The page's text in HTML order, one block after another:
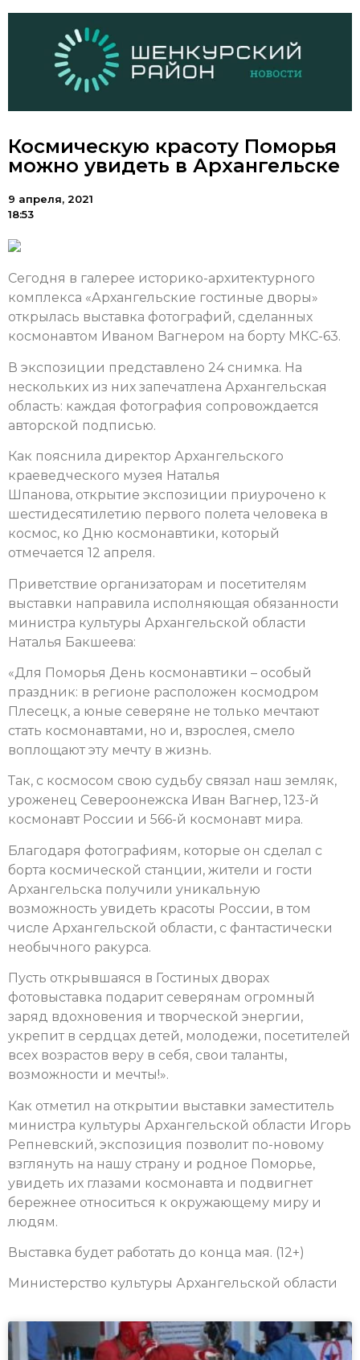
Космическую красоту Поморья
можно увидеть в Архангельске
9 апреля, 2021
18:53
Сегодня в галерее историко-архитектурного
комплекса «Архангельские гостиные дворы»
открылась выставка фотографий, сделанных
космонавтом Иваном Вагнером на борту МКС-63.
В экспозиции представлено 24 снимка. На
нескольких из них запечатлена Архангельская
область: каждая фотография сопровождается
авторской подписью.
Как пояснила директор Архангельского
краеведческого музея Наталья
Шпанова, открытие экспозиции приурочено к
шестидесятилетию первого полета человека в
космос, ко Дню космонавтики, который
отмечается 12 апреля.
Приветствие организаторам и посетителям
выставки направила исполняющая обязанности
министра культуры Архангельской области
Наталья Бакшеева:
«Для Поморья День космонавтики – особый
праздник: в регионе расположен космодром
Плесецк, а юные северяне не только мечтают
стать космонавтами, но и, взрослея, смело
воплощают эту мечту в жизнь.
Так, с космосом свою судьбу связал наш земляк,
уроженец Североонежска Иван Вагнер, 123-й
космонавт России и 566-й космонавт мира.
Благодаря фотографиям, которые он сделал с
борта космической станции, жители и гости
Архангельска получили уникальную
возможность увидеть красоты России, в том
числе Архангельской области, с фантастически
необычного ракурса.
Пусть открывшаяся в Гостиных дворах
фотовыставка подарит северянам огромный
заряд вдохновения и творческой энергии,
укрепит в сердцах детей, молодежи, посетителей
всех возрастов веру в себя, свои таланты,
возможности и мечты!».
Как отметил на открытии выставки заместитель
министра культуры Архангельской области Игорь
Репневский, экспозиция позволит по-новому
взглянуть на нашу страну и родное Поморье,
увидеть их глазами космонавта и подвигнет
бережнее относиться к окружающему миру и
людям.
Выставка будет работать до конца мая. (12+)
Министерство культуры Архангельской области